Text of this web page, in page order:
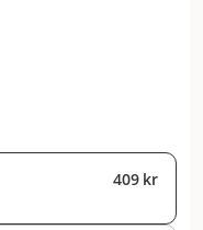
409 kr